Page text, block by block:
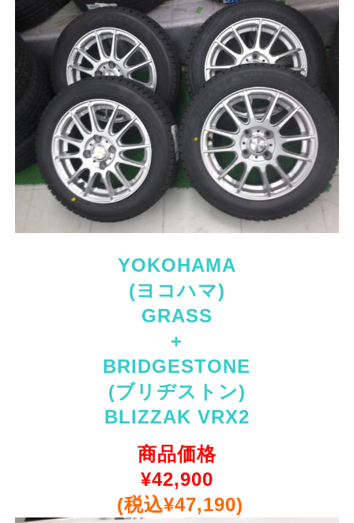
YOKOHAMA
(ヨコハマ)
GRASS
+
BRIDGESTONE
(ブリヂストン)
BLIZZAK VRX2
商品価格
¥42,900
(税込¥47,190)